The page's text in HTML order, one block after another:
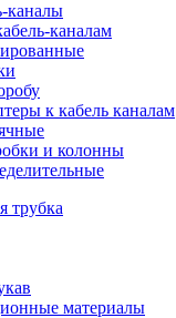
каналы
каналам
к кабель каналам
и колонны
трубка
материалы